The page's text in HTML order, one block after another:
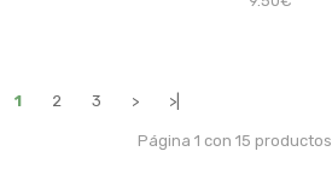
1 2 3 > >|
Página 1 con 15